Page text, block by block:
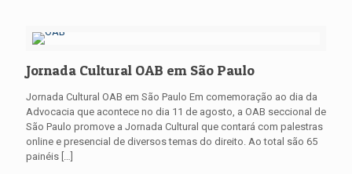
Jornada Cultural OAB em São Paulo
Jornada Cultural OAB em São Paulo Em comemoração ao dia da
Advocacia que acontece no dia 11 de agosto, a OAB seccional de
São Paulo promove a Jornada Cultural que contará com palestras
online e presencial de diversos temas do direito. Ao total são 65
painéis […]